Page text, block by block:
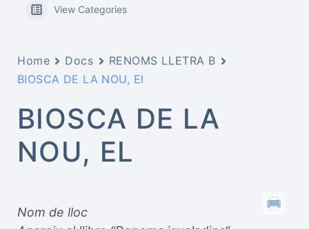
View Categories
Home Docs
RENOMS LLETRA B
BIOSCA DE LA NOU, El
BIOSCA DE LA
NOU, EL
Nom de lloc